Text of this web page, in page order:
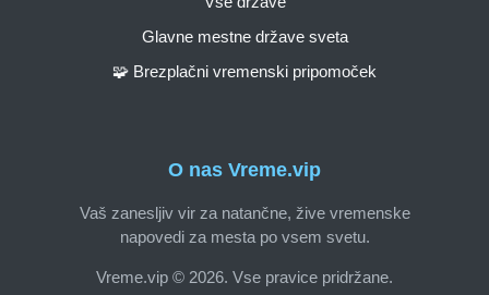
O nas Vreme.vip
Vaš zanesljiv vir za natančne, žive vremenske
napovedi za mesta po vsem svetu.
Vreme.vip © 2026. Vse pravice pridržane.
Glavne mestne države sveta
🧩 Brezplačni vremenski pripomoček